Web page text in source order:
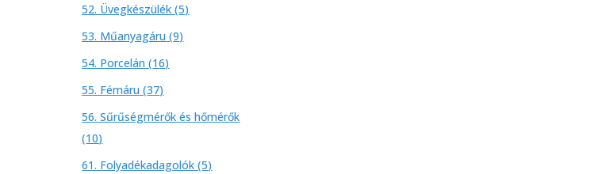
52. Üvegkészülék 55
53. Műanyagáru 99
54. Porcelán 1616
55. Fémáru 3737
termék
56. Sűrűségmérők és hőmérők
1010
termék
61. Folyadékadagolók 55